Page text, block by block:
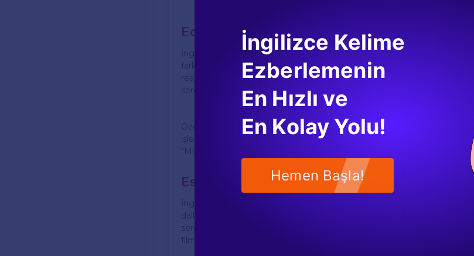
Edebi Akımlar ve Temalar
İngiliz edebiyatında birçok farklı akım ve tema bulunmaktadır. Bu
farklı bakış açıları sunmalarına olanak tanır. Romantizm, bireyin
realizm, gerçek yaşamı yansıtmaya çalışır. Modernizm ise,
sorgulayıp, deneysel yaklaşımlar benimsemiştir.
Özellikle 20. yüzyılda, savaş ve sosyal değişimlerin etkisiyle birçok
işlemiş ve insan ruhunun karmaşasını derinlemesine incelemiştir. Bu
"Mrs. Dalloway" gibi eserleri, içsel monologlar ve bilinç akışı
Eserlerin Etkisi ve Günümüzdeki Yeri
İngilizce edebiyat, sadece edebiyat dünyasında değil, aynı zamanda
dallarında da büyük etkilere sahiptir. Shakespeare'in eserleri,
sergilenmiş ve farklı yorumlarla günümüze taşınmıştır. Austen'in
film ve diziye uyarlanmıştır.
İngilizce Kelime
Ezberlemenin
En Hızlı ve
En Kolay Yolu!
Hemen Başla!